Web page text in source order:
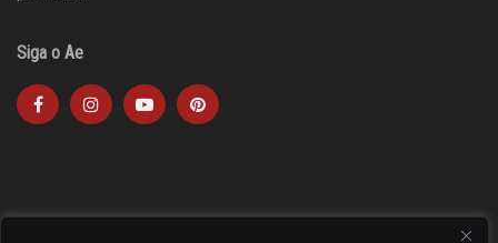
Siga o Ae